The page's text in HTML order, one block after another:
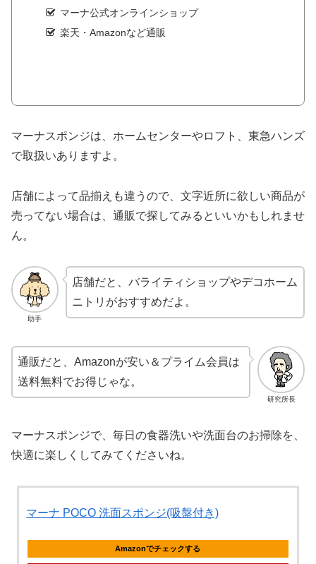
マーナ公式オンラインショップ
楽天・Amazonなど通販
マーナスポンジは、ホームセンターやロフト、東急ハンズ
で取扱いありますよ。
店舗によって品揃えも違うので、文字近所に欲しい商品が
売ってない場合は、通販で探してみるといいかもしれませ
ん。
助手
店舗だと、バライティショップやデコホーム
ニトリがおすすめだよ。
研究所長
通販だと、Amazonが安い＆プライム会員は
送料無料でお得じゃな。
マーナスポンジで、毎日の食器洗いや洗面台のお掃除を、
快適に楽しくしてみてくださいね。
マーナ POCO 洗面スポンジ(吸盤付き)
Amazonでチェックする